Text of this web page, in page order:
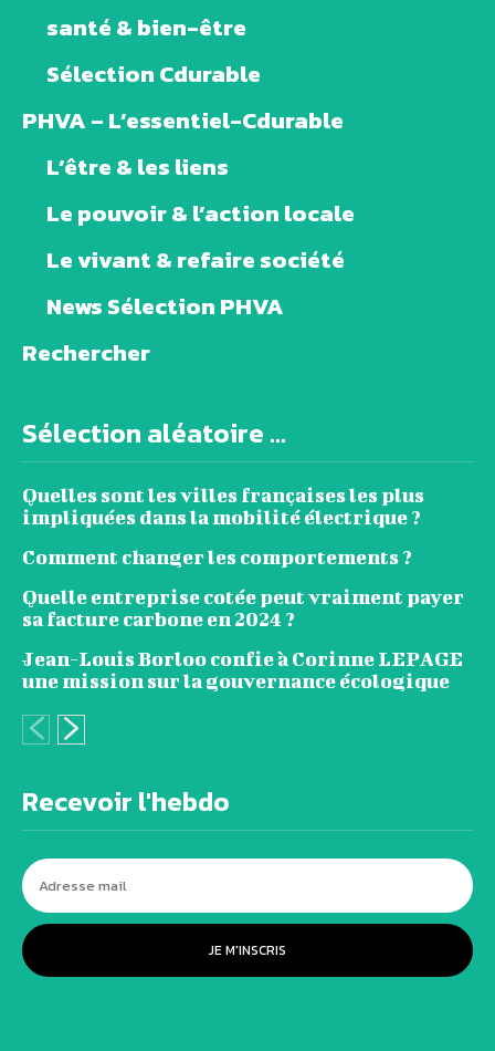
santé & bien-être
Sélection Cdurable
PHVA – L’essentiel-Cdurable
L’être & les liens
Le pouvoir & l’action locale
Le vivant & refaire société
News Sélection PHVA
Rechercher
Sélection aléatoire ...
Quelles sont les villes françaises les plus
impliquées dans la mobilité électrique ?
Comment changer les comportements ?
Quelle entreprise cotée peut vraiment payer
sa facture carbone en 2024 ?
Jean-Louis Borloo confie à Corinne LEPAGE
une mission sur la gouvernance écologique
Recevoir l'hebdo
JE M'INSCRIS